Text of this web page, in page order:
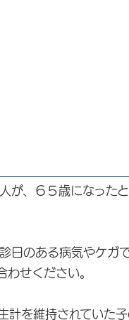
、６５歳になったと
日のある病気やケガ
せください。
を維持されていた